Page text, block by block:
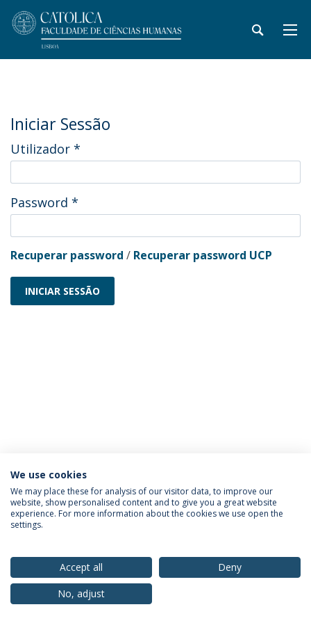
Iniciar Sessão
Utilizador *
Password *
Recuperar password / Recuperar password UCP
INICIAR SESSÃO
Política de Privacidade
Termos & Condições
Direitos do Titular dos Dados
© 2026 Universidade Católica Portuguesa
We use cookies
We may place these for analysis of our visitor data, to improve our
website, show personalised content and to give you a great website
experience. For more information about the cookies we use open the
settings.
Accept all
Deny
No, adjust